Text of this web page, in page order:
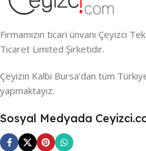
Firmamızın ticari ünvanı Çeyizci
Ticaret Limited Şirketidir.
Çeyizin Kalbi Bursa’dan tüm
yapmaktayız.
Sosyal Medyada